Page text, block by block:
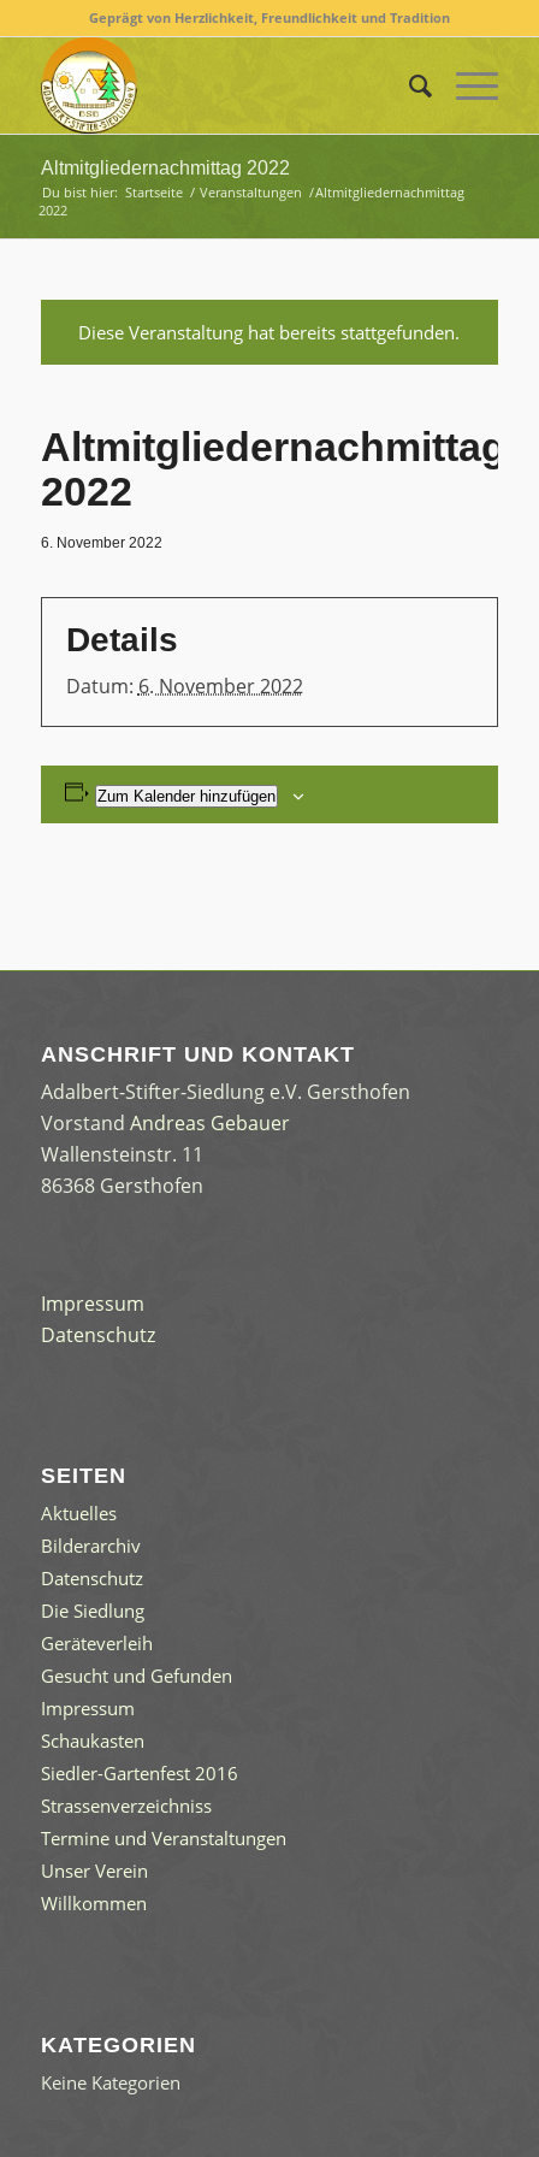
Geprägt von Herzlichkeit, Freundlichkeit und Tradition
Altmitgliedernachmittag 2022
Du bist hier: Startseite / Veranstaltungen /Altmitgliedernachmittag
2022
Diese Veranstaltung hat bereits stattgefunden.
Altmitgliedernachmittag
2022
6. November 2022
Details
Datum: 6. November 2022
Zum Kalender hinzufügen
ANSCHRIFT UND KONTAKT
Adalbert-Stifter-Siedlung e.V. Gersthofen
Vorstand Andreas Gebauer
Wallensteinstr. 11
86368 Gersthofen
Impressum
Datenschutz
SEITEN
Aktuelles
Bilderarchiv
Datenschutz
Die Siedlung
Geräteverleih
Gesucht und Gefunden
Impressum
Schaukasten
Siedler-Gartenfest 2016
Strassenverzeichniss
Termine und Veranstaltungen
Unser Verein
Willkommen
KATEGORIEN
Keine Kategorien